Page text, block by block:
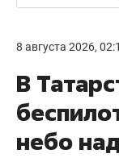
8 августа 2026,
В
небо